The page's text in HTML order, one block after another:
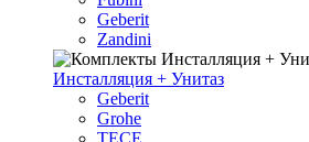
Geberit
Zandini
Инсталляция + Унитаз
Geberit
Grohe
TECE